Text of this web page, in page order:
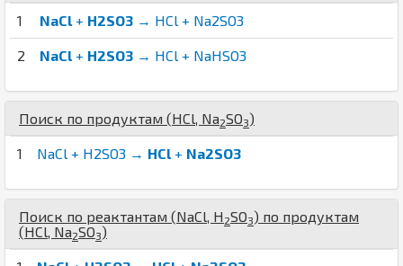
1 NaCl + H2SO3 → HCl + Na2SO3
2 NaCl + H2SO3 → HCl + NaHSO3
Поиск по продуктам (HCl Na2SO3)
1 NaCl + H2SO3 → HCl + Na2SO3
Поиск по реактантам (NaCl H 2SO3) по продуктам
(HCl Na2SO3)